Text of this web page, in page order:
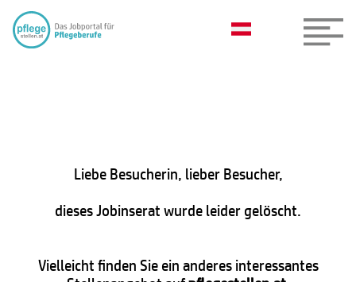
Liebe Besucherin, lieber Besucher,
dieses Jobinserat wurde leider gelöscht.
Vielleicht finden Sie ein anderes interessantes